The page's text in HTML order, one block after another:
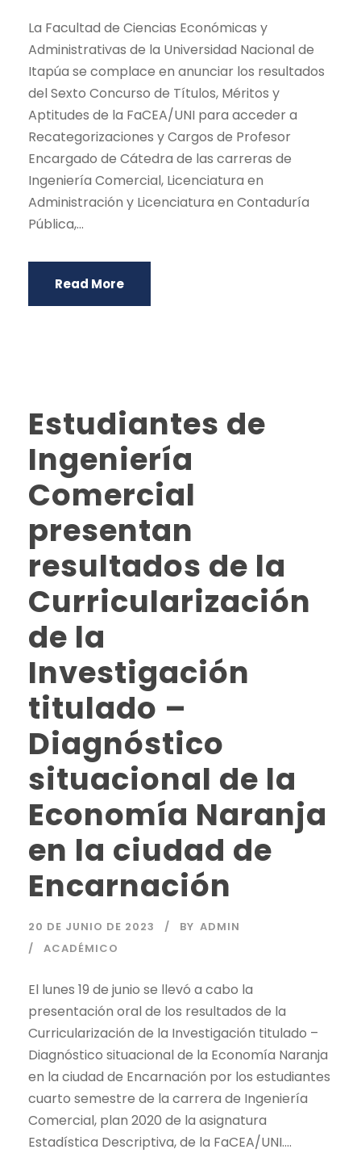
La Facultad de Ciencias Económicas y
Administrativas de la Universidad Nacional de
Itapúa se complace en anunciar los resultados
del Sexto Concurso de Títulos, Méritos y
Aptitudes de la FaCEA/UNI para acceder a
Recategorizaciones y Cargos de Profesor
Encargado de Cátedra de las carreras de
Ingeniería Comercial, Licenciatura en
Administración y Licenciatura en Contaduría
Pública,...
Read More
Estudiantes de
Ingeniería
Comercial
presentan
resultados de la
Curricularización
de la
Investigación
titulado –
Diagnóstico
situacional de la
Economía Naranja
en la ciudad de
Encarnación
20 DE JUNIO DE 2023 BY ADMIN
ACADÉMICO
El lunes 19 de junio se llevó a cabo la
presentación oral de los resultados de la
Curricularización de la Investigación titulado –
Diagnóstico situacional de la Economía Naranja
en la ciudad de Encarnación por los estudiantes
cuarto semestre de la carrera de Ingeniería
Comercial, plan 2020 de la asignatura
Estadística Descriptiva, de la FaCEA/UNI....